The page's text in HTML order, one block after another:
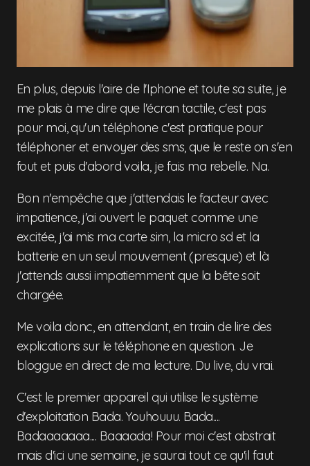
En plus, depuis l'aire de l'Iphone et toute sa suite, je
me plais à me dire que l'écran tactile, c'est pas
pour moi, qu'un téléphone c'est pratique pour
téléphoner et envoyer des sms, que le reste on s'en
fout et puis d'abord voila, je fais ma rebelle. Na.
Bon n'empêche que j'attendais le facteur avec
impatience, j'ai ouvert le paquet comme une
excitée, j'ai mis ma carte sim, la micro sd et la
batterie en un seul mouvement (presque) et là
j'attends aussi impatiemment que la bête soit
chargée.
Me voila donc, en attendant, en train de lire des
explications sur le téléphone en question. Je
bloggue en direct de ma lecture. Du live, du vrai.
C'est le premier appareil qui utilise le système
d'exploitation Bada. Youhouuu. Bada....
Badaaaaaaa.... Baaaada! Pour moi c'est abstrait
mais d'ici une semaine, je saurai tout ce qu'il faut